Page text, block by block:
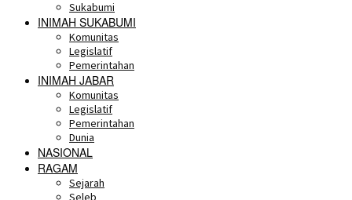
Sukabumi
INIMAH SUKABUMI
Komunitas
Legislatif
Pemerintahan
INIMAH JABAR
Komunitas
Legislatif
Pemerintahan
Dunia
NASIONAL
RAGAM
Sejarah
Seleb